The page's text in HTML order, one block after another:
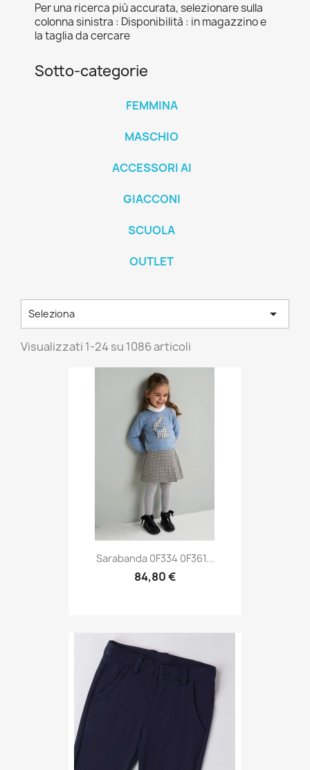
Per una ricerca più accurata, selezionare sulla
colonna sinistra : Disponibilità : in magazzino e
la taglia da cercare
Sotto-categorie
FEMMINA
MASCHIO
ACCESSORI AI
GIACCONI
SCUOLA
OUTLET
Seleziona 
Visualizzati 1-24 su 1086 articoli
Sarabanda 0F334 0F361...
84,80 €